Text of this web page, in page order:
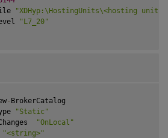
"XDHyp:\HostingUnits\<hosting unit
"L7_20"
- BrokerCatalog
"Static"
"OnLocal"
"<string>"